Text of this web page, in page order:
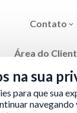
Contato
Área do
na sua
para que sua
navegando